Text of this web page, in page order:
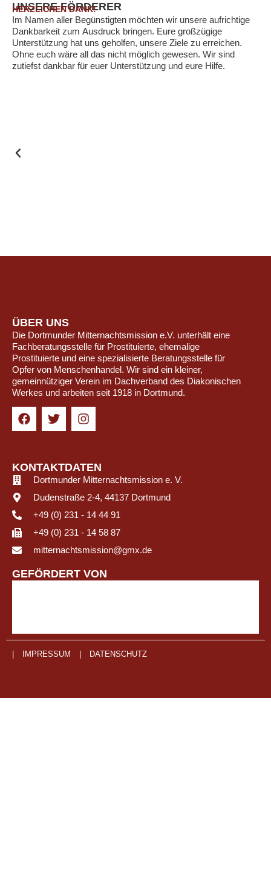
UNSERE FÖRDERER
HERZLICHEN DANK!
Im Namen aller Begünstigten möchten wir unsere aufrichtige
Dankbarkeit zum Ausdruck bringen. Eure großzügige
Unterstützung hat uns geholfen, unsere Ziele zu erreichen.
Ohne euch wäre all das nicht möglich gewesen. Wir sind
zutiefst dankbar für euer Unterstützung und eure Hilfe.
ÜBER UNS
Die Dortmunder Mitternachtsmission e.V. unterhält eine
Fachberatungsstelle für Prostituierte, ehemalige
Prostituierte und eine spezialisierte Beratungsstelle für
Opfer von Menschenhandel. Wir sind ein kleiner,
gemeinnütziger Verein im Dachverband des Diakonischen
Werkes und arbeiten seit 1918 in Dortmund.
KONTAKTDATEN
Dortmunder Mitternachtsmission e. V.
Dudenstraße 2-4, 44137 Dortmund
+49 (0) 231 - 14 44 91
+49 (0) 231 - 14 58 87
mitternachtsmission@gmx.de
GEFÖRDERT VON
IMPRESSUM DATENSCHUTZ